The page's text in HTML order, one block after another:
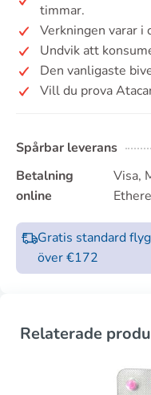
timmar.
Verkningen varar i
Undvik att
Den vanligaste
Vill du prova
Spårbar leverans
Betalning
online
Visa,
Gratis standard
över €172
Relaterade